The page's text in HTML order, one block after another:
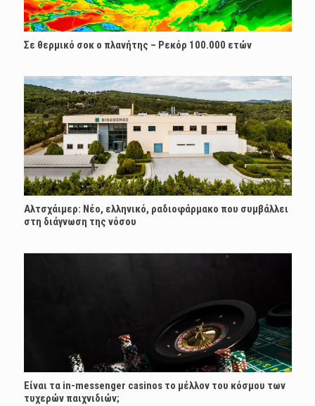
Σε θερμικό σοκ ο πλανήτης – Ρεκόρ 100.000 ετών
Αλτσχάιμερ: Nέο, ελληνικό, ραδιοφάρμακο που συμβάλλει
στη διάγνωση της νόσου
Είναι τα in-messenger casinos το μέλλον του κόσμου των
τυχερών παιχνιδιών;